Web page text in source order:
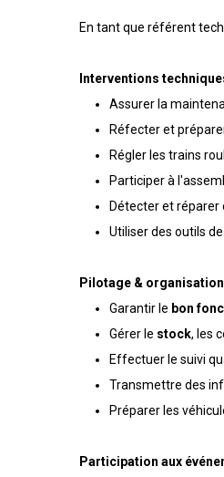
En tant que référent
Interventions
Assurer la
Réfecter et
Régler les trains
Participer à
Détecter et réparer
Utiliser des outils
Pilotage &
Garantir le bon
Gérer le stock, les
Effectuer le suivi
Transmettre des
Préparer les
Participation aux